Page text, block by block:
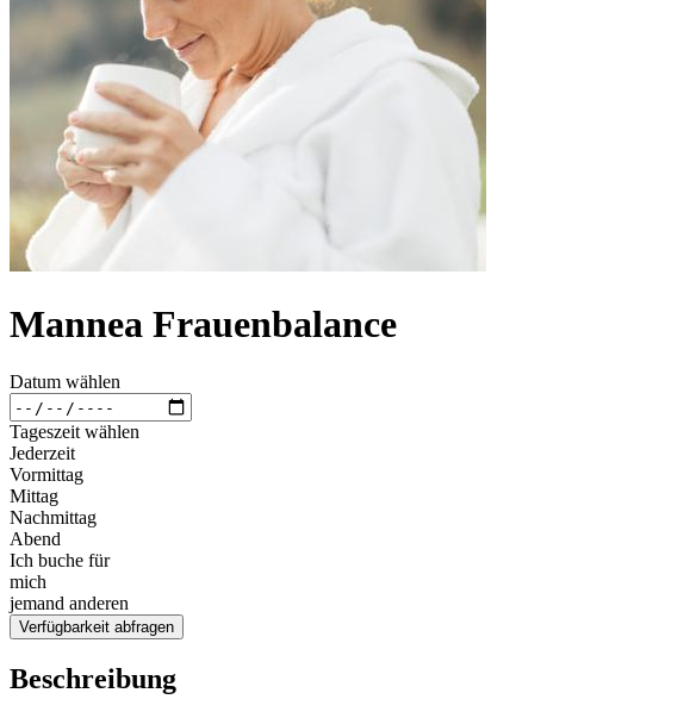
Mannea Frauenbalance
Datum wählen
Tageszeit wählen
Jederzeit
Vormittag
Mittag
Nachmittag
Abend
Ich buche für
mich
jemand anderen
Verfügbarkeit abfragen
Beschreibung